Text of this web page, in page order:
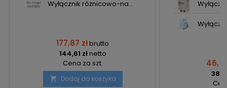
Wyłącznik różnicowo-na...
177,87 złbrutto
144,61 złnetto
Cena za szt.
 Dodaj do koszyka